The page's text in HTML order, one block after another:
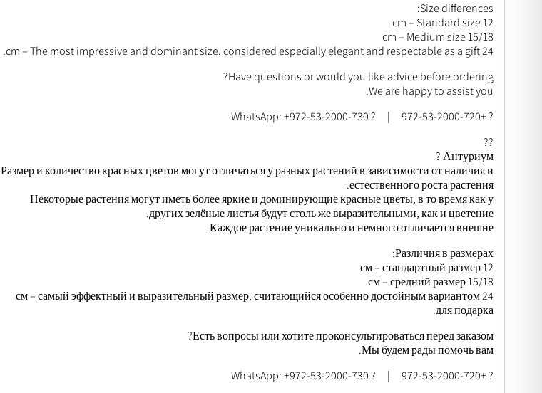
Size differences:
12 cm – Standard size
15/18 cm – Medium size
24 cm – The most impressive and dominant size, considered especially elegant and respectable as a gift.
Have questions or would you like advice before ordering?
We are happy to assist you.
? +972-53-2000-720 | ? WhatsApp: +972-53-2000-730
??
Антуриум ?
Размер и количество красных цветов могут отличаться у разных растений в зависимости от наличия и
естественного роста растения.
Некоторые растения могут иметь более яркие и доминирующие красные цветы, в то время как у
других зелёные листья будут столь же выразительными, как и цветение.
Каждое растение уникально и немного отличается внешне.
Различия в размерах:
12 см – стандартный размер
15/18 см – средний размер
24 см – самый эффектный и выразительный размер, считающийся особенно достойным вариантом
для подарка.
Есть вопросы или хотите проконсультироваться перед заказом?
Мы будем рады помочь вам.
? +972-53-2000-720 | ? WhatsApp: +972-53-2000-730